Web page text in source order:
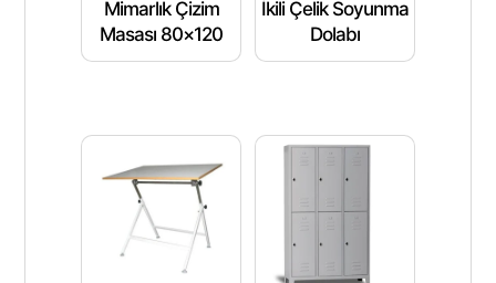
Mimarlık Çizim
Masası 80×120
İkili Çelik Soyunma
Dolabı